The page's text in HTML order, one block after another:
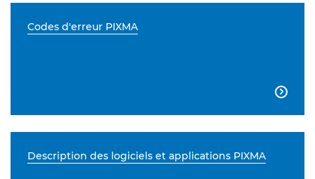
Codes d'erreur PIXMA

Description des logiciels et applications PIXMA